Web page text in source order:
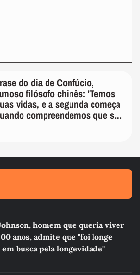
do dia de Confúcio,
filósofo chinês: 'Temos
vidas, e a segunda começa
compreendemos que só
homem que queria viver
anos, admite que "foi longe
em busca pela longevidade"